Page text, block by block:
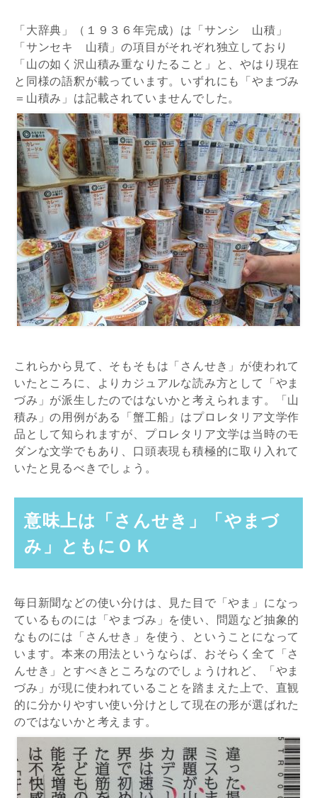
「大辞典」（１９３６年完成）は「サンシ 山積」
「サンセキ 山積」の項目がそれぞれ独立しており
「山の如く沢山積み重なりたること」と、やはり現在
と同様の語釈が載っています。いずれにも「やまづみ
＝山積み」は記載されていませんでした。
これらから見て、そもそもは「さんせき」が使われて
いたところに、よりカジュアルな読み方として「やま
づみ」が派生したのではないかと考えられます。「山
積み」の用例がある「蟹工船」はプロレタリア文学作
品として知られますが、プロレタリア文学は当時のモ
ダンな文学でもあり、口頭表現も積極的に取り入れて
いたと見るべきでしょう。
意味上は「さんせき」「やまづ
み」ともにＯＫ
毎日新聞などの使い分けは、見た目で「やま」になっ
ているものには「やまづみ」を使い、問題など抽象的
なものには「さんせき」を使う、ということになって
います。本来の用法というならば、おそらく全て「さ
んせき」とすべきところなのでしょうけれど、「やま
づみ」が現に使われていることを踏まえた上で、直観
的に分かりやすい使い分けとして現在の形が選ばれた
のではないかと考えます。